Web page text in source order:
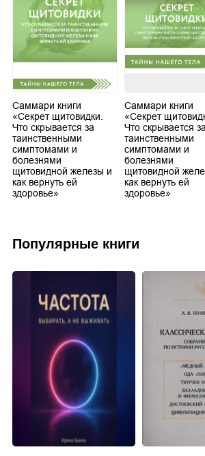
Саммари книги
«Секрет щитовидки.
Что скрывается за
таинственными
симптомами и
болезнями
щитовидной железы и
как вернуть ей
здоровье»
Саммари книги
«Секрет
Что скрывается за
таинственными
симптомами и
болезнями
щитовидной
как вернуть ей
здоровье»
Популярные книги